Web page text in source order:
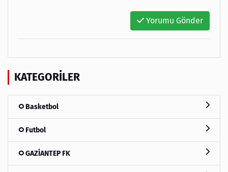
Yorumu Gönder
KATEGORILER
Basketbol
Futbol
GAZİANTEP FK